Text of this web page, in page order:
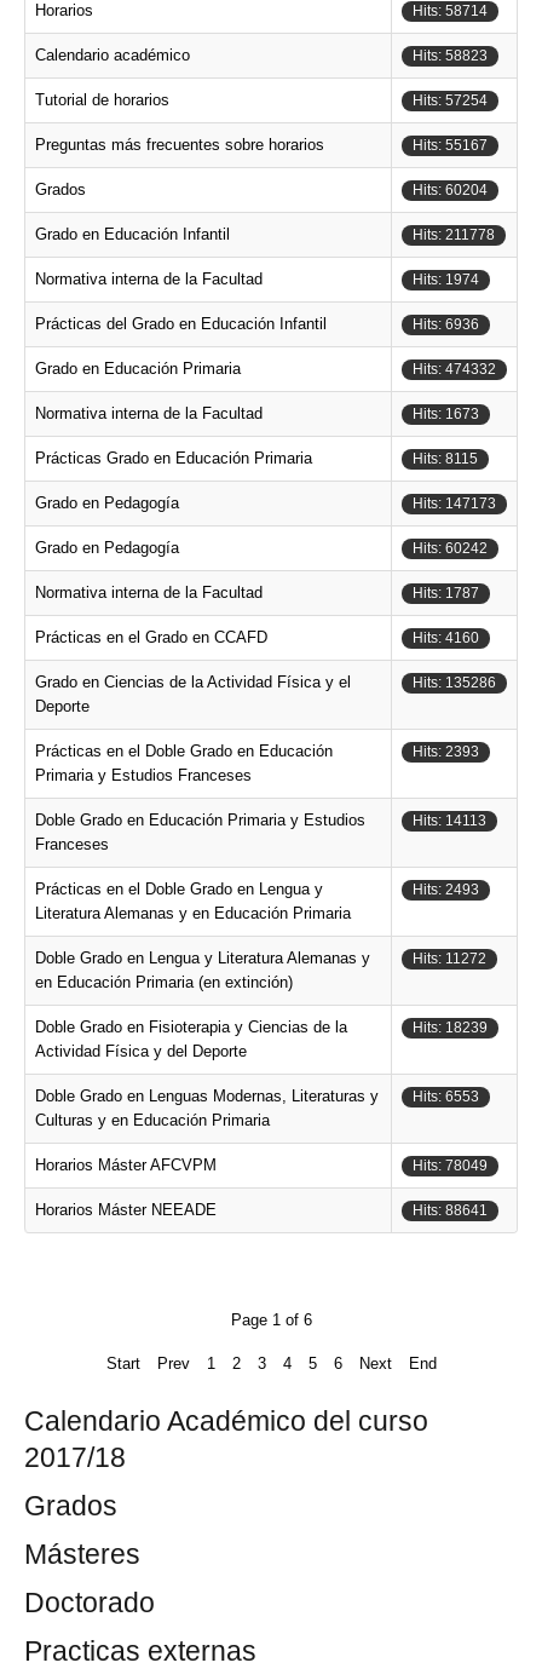
Horarios Hits: 58714
Calendario académico Hits: 58823
Tutorial de horarios Hits: 57254
Preguntas más frecuentes sobre horarios Hits: 55167
Grados Hits: 60204
Grado en Educación Infantil Hits: 211778
Normativa interna de la Facultad Hits: 1974
Prácticas del Grado en Educación Infantil Hits: 6936
Grado en Educación Primaria Hits: 474332
Normativa interna de la Facultad Hits: 1673
Prácticas Grado en Educación Primaria Hits: 8115
Grado en Pedagogía Hits: 147173
Grado en Pedagogía Hits: 60242
Normativa interna de la Facultad Hits: 1787
Prácticas en el Grado en CCAFD Hits: 4160
Grado en Ciencias de la Actividad Física y el
Deporte
Hits: 135286
Prácticas en el Doble Grado en Educación
Primaria y Estudios Franceses
Hits: 2393
Doble Grado en Educación Primaria y Estudios
Franceses
Hits: 14113
Prácticas en el Doble Grado en Lengua y
Literatura Alemanas y en Educación Primaria
Hits: 2493
Doble Grado en Lengua y Literatura Alemanas y
en Educación Primaria (en extinción)
Hits: 11272
Doble Grado en Fisioterapia y Ciencias de la
Actividad Física y del Deporte
Hits: 18239
Doble Grado en Lenguas Modernas, Literaturas y
Culturas y en Educación Primaria
Hits: 6553
Horarios Máster AFCVPM Hits: 78049
Horarios Máster NEEADE Hits: 88641
Page 1 of 6
Start Prev 1 2 3 4 5 6 Next End
Calendario Académico del curso
2017/18
Grados
Másteres
Doctorado
Practicas externas